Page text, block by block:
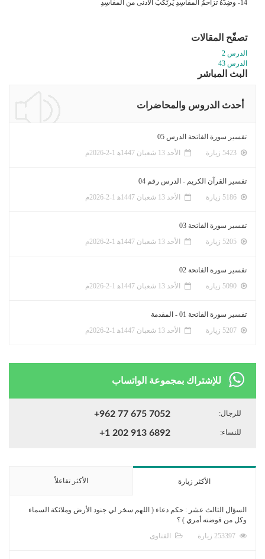
14- وضِدُّهُ تزاحمُ المفاسِدِ يُرتَكبُ الأَدنى من المفاسِدِ
تصفّح المقالات
الدرس 2
الدرس 43
البث المباشر
أحدث الدروس والمحاضرات
تفسير سورة الفاتحة الدرس 05
الأحد 13 شعبان 1447ﻫ 1-2-2026م
تفسير القرآن الكريم - الدرس رقم 04
الأحد 13 شعبان 1447ﻫ 1-2-2026م
تفسير سورة الفاتحة 03
الأحد 13 شعبان 1447ﻫ 1-2-2026م
تفسير سورة الفاتحة 02
الأحد 13 شعبان 1447ﻫ 1-2-2026م
تفسير سورة الفاتحة 01 - المقدمة
الأحد 13 شعبان 1447ﻫ 1-2-2026م
للإشتراك بمجموعة الواتساب
للرجال: +962 77 675 7052
للنساء: +1 202 913 6892
الأكثر زيارة الأكثر تفاعلاً
السؤال الثالث عشر : حكم دعاء ( اللهم سخر لي جنود الأرض وملائكة السماء
وكل من فوضته أمري ) ؟
الفتاوى